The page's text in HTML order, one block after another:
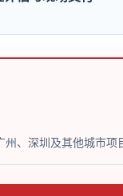
、深圳及其他城市项